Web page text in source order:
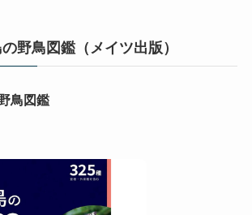
野鳥図鑑（メイツ出版）
鳥図鑑